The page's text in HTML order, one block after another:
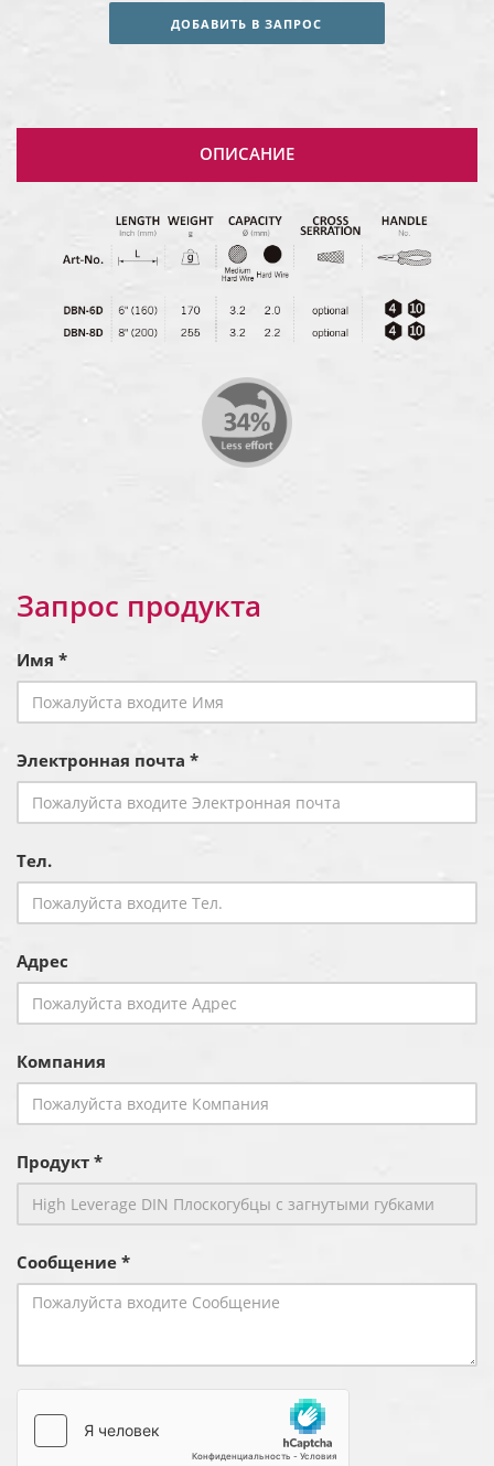
ДОБАВИТЬ В ЗАПРОС
ОПИСАНИЕ
Запрос продукта
Имя *
Электронная почта *
Тел.
Адрес
Компания
Продукт *
Сообщение *